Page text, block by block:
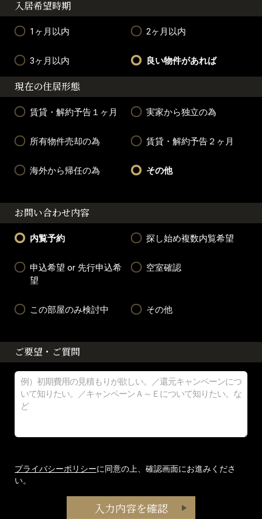
入居希望時期
1ヶ月以内 2ヶ月以内
3ヶ月以内 良い物件があれば
現在の住居形態
賃貸・解約予告１ヶ月 実家から独立の為
所有物件売却の為 賃貸・解約予告２ヶ月
海外から帰任の為 その他
お問い合わせ内容
内覧予約 探し始め複数内覧希望
申込希望 or 先行申込希
望
空室確認
この部屋のみ検討中 その他
ご要望・ご質問
プライバシーポリシーに同意の上、確認画面にお進みくださ
い。